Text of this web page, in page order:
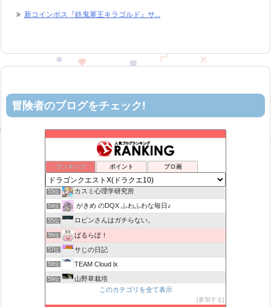
新コインボス『鉄鬼軍王キラゴルド』サ...
冒険者のブログをチェック!
ランキング ポイント ブロ画
げげろぐ
51位 ヨモゲーム ドラクエ10攻略ブログ
52位 机上の空論-DQ10エアプ日記
53位 カスミ心理学研究所
54位 がきめ のDQX ふわふわな毎日♪
55位 ロビンさんはガチらない。
56位 ばるらぼ！
57位 サじの日記
58位 TEAM Cloud lx
59位 山野草栽培
マリスのドラクエはご無沙汰です！
このカテゴリを全て表示
参加する